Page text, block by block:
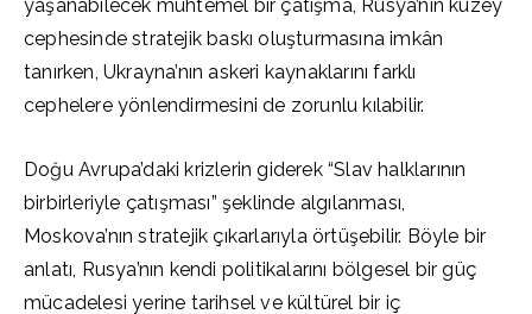
yaşanabilecek muhtemel bir çatışma, Rusya’nın kuzey
cephesinde stratejik baskı oluşturmasına imkân
tanırken, Ukrayna’nın askeri kaynaklarını farklı
cephelere yönlendirmesini de zorunlu kılabilir.
Doğu Avrupa’daki krizlerin giderek “Slav halklarının
birbirleriyle çatışması” şeklinde algılanması,
Moskova’nın stratejik çıkarlarıyla örtüşebilir. Böyle bir
anlatı, Rusya’nın kendi politikalarını bölgesel bir güç
mücadelesi yerine tarihsel ve kültürel bir iç